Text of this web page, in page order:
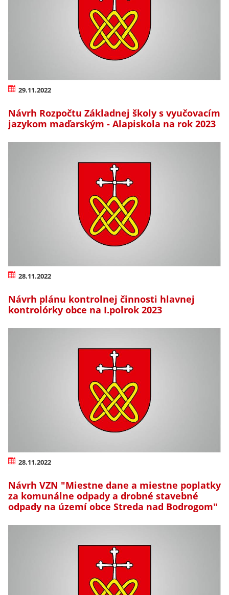
29.11.2022
Návrh Rozpočtu Základnej školy s vyučovacím
jazykom maďarským - Alapiskola na rok 2023
28.11.2022
Návrh plánu kontrolnej činnosti hlavnej
kontrolórky obce na I.polrok 2023
28.11.2022
Návrh VZN "Miestne dane a miestne poplatky
za komunálne odpady a drobné stavebné
odpady na území obce Streda nad Bodrogom"